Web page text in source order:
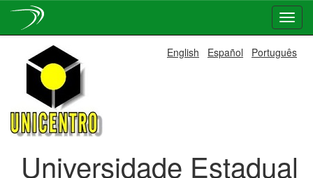
navigation
English Español Português
Universidade Estadual